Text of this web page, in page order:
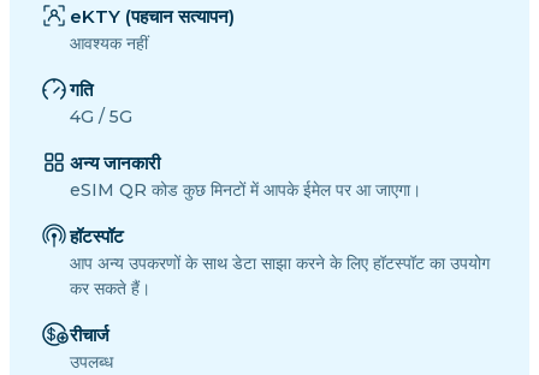
eKTY (पहचान सत्यापन)
आवश्यक नहीं
गति
4G / 5G
अन्य जानकारी
eSIM QR कोड कुछ मिनटों में आपके ईमेल पर आ जाएगा।
हॉटस्पॉट
आप अन्य उपकरणों के साथ डेटा साझा करने के लिए हॉटस्पॉट का उपयोग
कर सकते हैं।
रीचार्ज
उपलब्ध